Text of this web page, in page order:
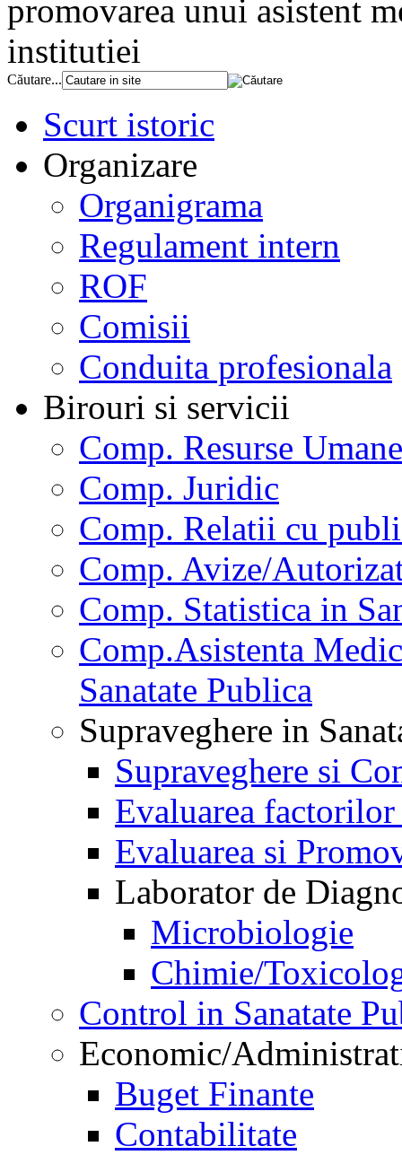
promovarea unui asistent
institutiei
Căutare...
Scurt istoric
Organizare
Organigrama
Regulament intern
ROF
Comisii
Conduita profesionala
Birouri si servicii
Comp. Resurse Umane
Comp. Juridic
Comp. Relatii cu
Comp. Avize/
Comp. Statistica in
Comp.Asistenta
Sanatate Publica
Supraveghere in
Supraveghere si
Evaluarea
Evaluarea si
Laborator de
Microbiologie
Chimie/
Control in Sanatate
Economic/
Buget Finante
Contabilitate